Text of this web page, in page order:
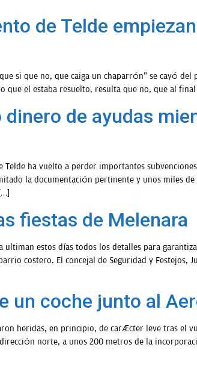
de Telde
si que no, que caiga un chaparrón” se cayó del
que el estaba resuelto, resulta que no, que al
de ayudas
Telde ha vuelto a perder importantes
la documentación pertinente y unos miles
fiestas de Melenara
ultiman estos días todos los detalles para
costero. El concejal de Seguridad y Festejos,
un coche junto al
heridas, en principio, de carácter leve tras el
norte, a unos 200 metros de la